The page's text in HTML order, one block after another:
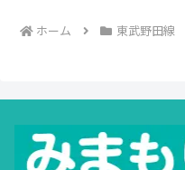
ホーム 東武野田線